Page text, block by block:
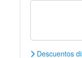
Descuentos